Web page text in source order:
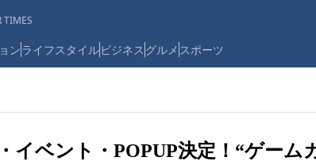
TIMES
ンライフスタイルビジネス グルメ スポーツ
イベント・POPUP決定！“ゲーム